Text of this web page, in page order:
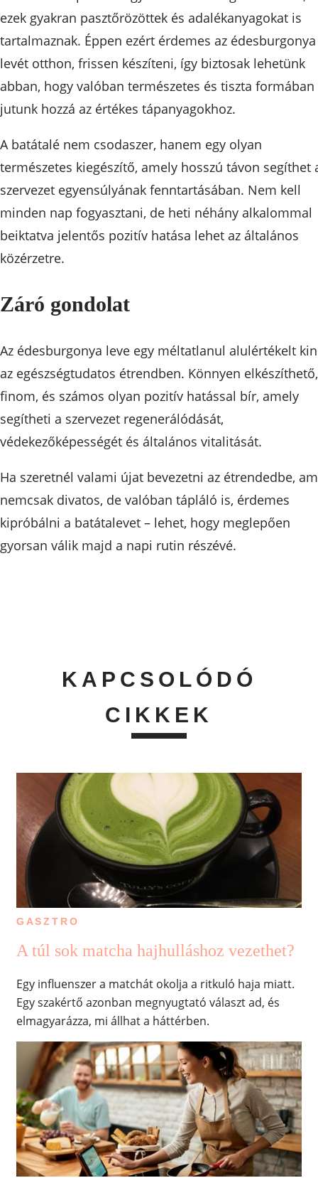
ezek gyakran pasztőrözöttek és adalékanyagokat is
tartalmaznak. Éppen ezért érdemes az édesburgonya
levét otthon, frissen készíteni, így biztosak lehetünk
abban, hogy valóban természetes és tiszta formában
jutunk hozzá az értékes tápanyagokhoz.
A batátalé nem csodaszer, hanem egy olyan
természetes kiegészítő, amely hosszú távon segíthet
szervezet egyensúlyának fenntartásában. Nem kell
minden nap fogyasztani, de heti néhány alkalommal
beiktatva jelentős pozitív hatása lehet az általános
közérzetre.
Záró gondolat
Az édesburgonya leve egy méltatlanul alulértékelt
az egészségtudatos étrendben. Könnyen elkészíthető,
finom, és számos olyan pozitív hatással bír, amely
segítheti a szervezet regenerálódását,
védekezőképességét és általános vitalitását.
Ha szeretnél valami újat bevezetni az étrendedbe,
nemcsak divatos, de valóban tápláló is, érdemes
kipróbálni a batátalevet – lehet, hogy meglepően
gyorsan válik majd a napi rutin részévé.
KAPCSOLÓDÓ
CIKKEK
GASZTRO
A túl sok matcha hajhulláshoz vezethet?
Egy influenszer a matchát okolja a ritkuló haja miatt.
Egy szakértő azonban megnyugtató választ ad, és
elmagyarázza, mi állhat a háttérben.